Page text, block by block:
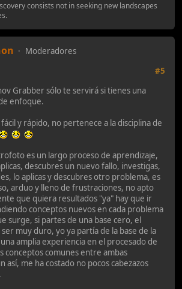
consists not in seeking new landscapes
Moderadores
#5
Grabber sólo te servirá si tienes una
enfoque.
y rápido, no pertenece a la disciplina de
es un largo proceso de aprendizaje,
descubres un nuevo fallo, investigas,
lo aplicas y descubres otro problema, es
arduo y lleno de frustraciones, no apto
que quiera resultados "ya" hay que ir
conceptos nuevos en cada problema
surge, si partes de una base cero, el
muy duro, yo ya partía de la base de la
amplia experiencia en el procesado de
conceptos comunes entre ambas
así, me ha costado no pocos cabezazos